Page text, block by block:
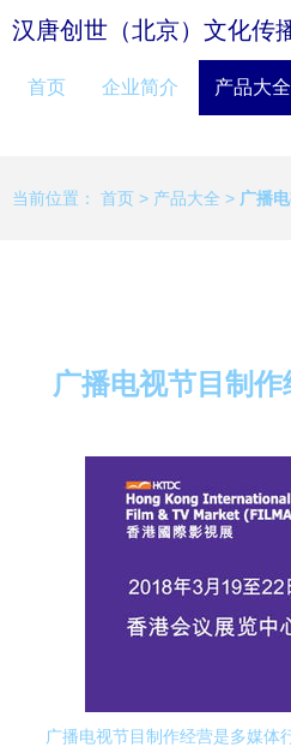
汉唐创世（北京）文化传
首页 企业简介 产品大全
当前位置： 首页 > 产品大全 > 广播
广播电视节目制
广播电视节目制作经营是多媒体